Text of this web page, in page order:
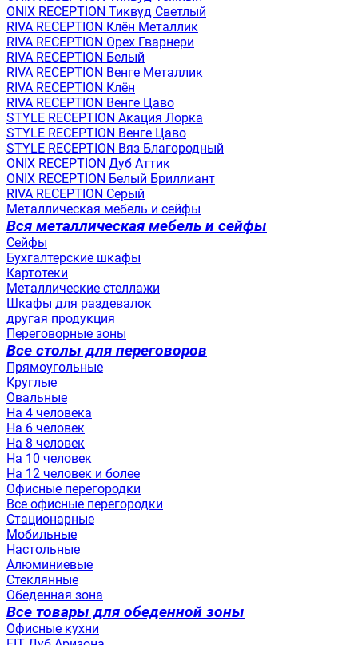
ONIX RECEPTION Тиквуд Светлый
RIVA RECEPTION Клён Металлик
RIVA RECEPTION Орех Гварнери
RIVA RECEPTION Белый
RIVA RECEPTION Венге Металлик
RIVA RECEPTION Клён
RIVA RECEPTION Венге Цаво
STYLE RECEPTION Акация Лорка
STYLE RECEPTION Венге Цаво
STYLE RECEPTION Вяз Благородный
ONIX RECEPTION Дуб Аттик
ONIX RECEPTION Белый Бриллиант
RIVA RECEPTION Серый
Металлическая мебель и сейфы
Вся металлическая мебель и сейфы
Сейфы
Бухгалтерские шкафы
Картотеки
Металлические стеллажи
Шкафы для раздевалок
другая продукция
Переговорные зоны
Все столы для переговоров
Прямоугольные
Круглые
Овальные
На 4 человека
На 6 человек
На 8 человек
На 10 человек
На 12 человек и более
Офисные перегородки
Все офисные перегородки
Стационарные
Мобильные
Настольные
Алюминиевые
Стеклянные
Обеденная зона
Все товары для обеденной зоны
Офисные кухни